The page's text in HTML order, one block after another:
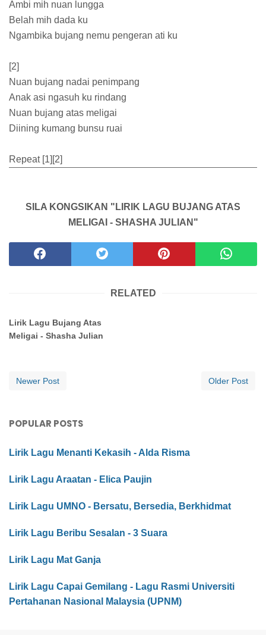
Ambi mih nuan lungga
Belah mih dada ku
Ngambika bujang nemu pengeran ati ku
[2]
Nuan bujang nadai penimpang
Anak asi ngasuh ku rindang
Nuan bujang atas meligai
Diining kumang bunsu ruai
Repeat [1][2]
SILA KONGSIKAN "LIRIK LAGU BUJANG ATAS
MELIGAI - SHASHA JULIAN"
RELATED
Lirik Lagu Bujang Atas
Meligai - Shasha Julian
Newer Post Older Post
POPULAR POSTS
Lirik Lagu Menanti Kekasih - Alda Risma
Lirik Lagu Araatan - Elica Paujin
Lirik Lagu UMNO - Bersatu, Bersedia, Berkhidmat
Lirik Lagu Beribu Sesalan - 3 Suara
Lirik Lagu Mat Ganja
Lirik Lagu Capai Gemilang - Lagu Rasmi Universiti
Pertahanan Nasional Malaysia (UPNM)